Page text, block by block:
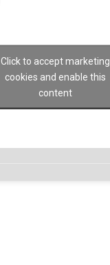
Click to accept marketing
cookies and enable this
content